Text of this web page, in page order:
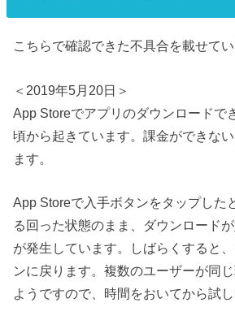
こちらで確認できた不具合を載せてい
＜2019年5月20日＞
App Storeでアプリのダウンロードで
頃から起きています。課金ができな
ます。
App Storeで入手ボタンをタップした
る回った状態のまま、ダウンロード
が発生しています。しばらくすると
ンに戻ります。複数のユーザーが同
ようですので、時間をおいてから試し